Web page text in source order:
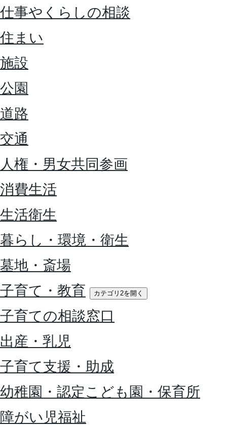
仕事やくらしの相談
住まい
施設
公園
道路
交通
人権・男女共同参画
消費生活
生活衛生
暮らし・環境・衛生
墓地・斎場
子育て・教育
カテゴリ2を開く
子育ての相談窓口
出産・乳児
子育て支援・助成
幼稚園・認定こども園・保育所
障がい児福祉